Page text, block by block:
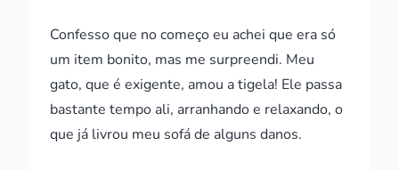
Confesso que no começo eu achei que era só
um item bonito, mas me surpreendi. Meu
gato, que é exigente, amou a tigela! Ele passa
bastante tempo ali, arranhando e relaxando, o
que já livrou meu sofá de alguns danos.